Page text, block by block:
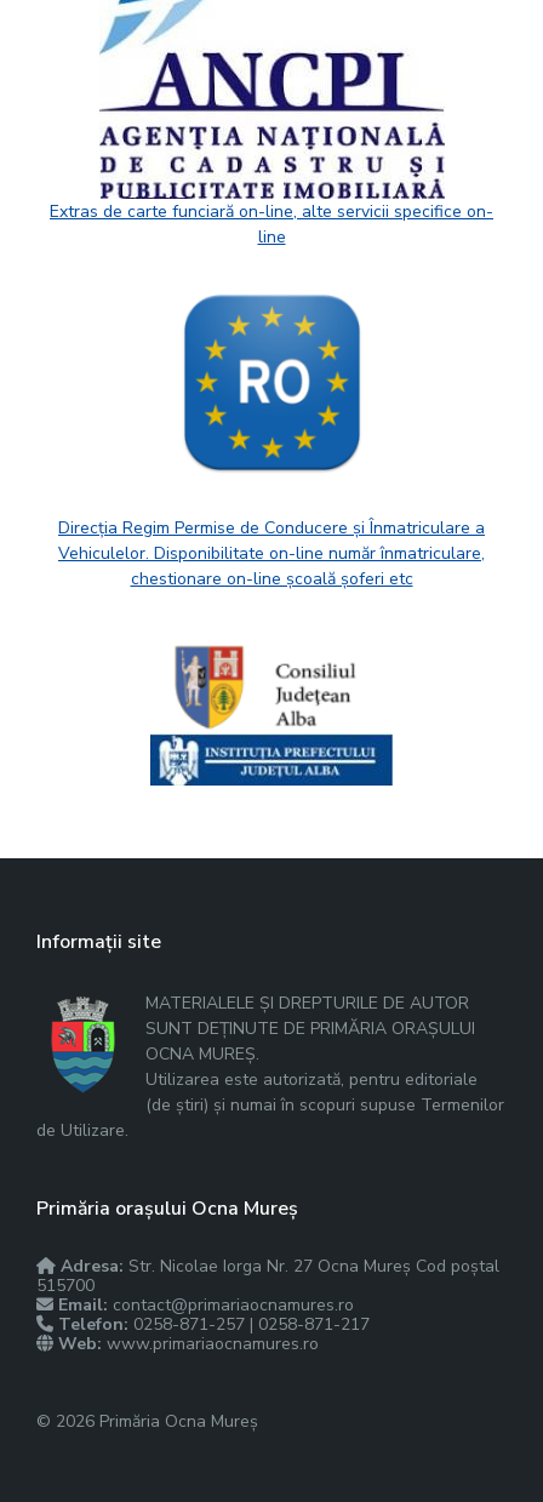
Extras de carte funciară on-line, alte servicii specifice on-
line
Direcția Regim Permise de Conducere și Înmatriculare a
Vehiculelor. Disponibilitate on-line număr înmatriculare,
chestionare on-line școală șoferi etc
Informații site
MATERIALELE ȘI DREPTURILE DE AUTOR
SUNT DEȚINUTE DE PRIMĂRIA ORAȘULUI
OCNA MUREȘ.
Utilizarea este autorizată, pentru editoriale
(de știri) și numai în scopuri supuse Termenilor
de Utilizare.
Primăria orașului Ocna Mureș
Adresa: Str. Nicolae Iorga Nr. 27 Ocna Mureș Cod poștal
515700
Email: contact@primariaocnamures.ro
Telefon: 0258-871-257 | 0258-871-217
Web: www.primariaocnamures.ro
© 2026 Primăria Ocna Mureș